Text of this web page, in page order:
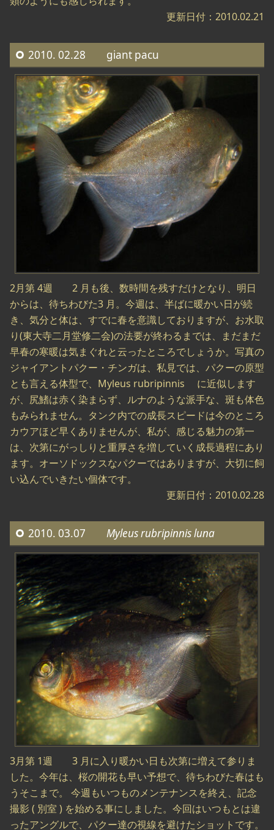
更新日付：2010.02.21
2010. 02.28 giant pacu
2月第 4週 2 月も後、数時間を残すだけとなり、明日
からは、待ちわびた3 月。今週は、半ばに暖かい日が続
き、気分と体は、すでに春を意識しておりますが、お水取
り(東大寺二月堂修二会)の法要が終わるまでは、まだまだ
早春の寒暖は気まぐれと云ったところでしょうか。写真の
ジャイアントパクー・チンガは、私見では、パクーの原型
とも言える体型で、Myleus rubripinnis に近似します
が、尻鰭は赤く染まらず、ルナのような派手な、斑も体色
もみられません。タンク内での成長スピードは今のところ
カウアほど早くありませんが、私が、感じる魅力の第一
は、次第にがっしりと重厚さを増していく成長過程にあり
ます。オーソドックスなパクーではありますが、大切に飼
い込んでいきたい個体です。
更新日付：2010.02.28
2010. 03.07 Myleus rubripinnis luna
3月第 1週 3 月に入り暖かい日も次第に増えて参りま
した。今年は、桜の開花も早い予想で、待ちわびた春はも
うそこまで。 今週もいつものメンテナンスを終え、記念
撮影 ( 別室 ) を始める事にしました。今回はいつもとは違
ったアングルで、パクー達の視線を避けたショットです。